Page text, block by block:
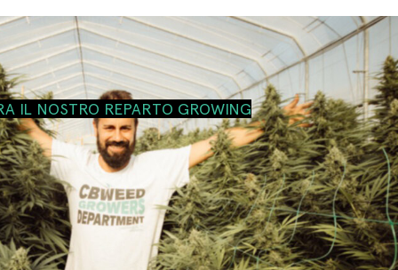
IL NOSTRO REPARTO GROWING